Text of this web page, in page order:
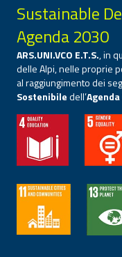
Sustainable
Agenda 2030
ARS.UNI.VCO E.T.S., in
delle Alpi, nelle proprie
al raggiungimento dei
Sostenibiledell’